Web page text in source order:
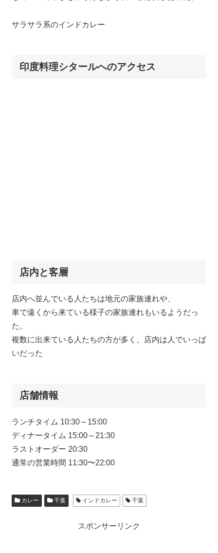
サラサラ系のインドカレー
印度料理シタールへのアクセス
店内と客層
店内へ並んでいる人たちは地元の家族連れや、
車で遠くから来ている様子の家族連れもいるようだっ
た。
複数に出来ている人たちの方が多く、店内は人でいっぱ
いだった
店舗情報
ランチタイム 10:30～15:00
ディナータイム 15:00～21:30
ラストオーダー 20:30
通常の営業時間 11:30〜22:00
カレー 千葉 インドカレー 千葉
スポンサーリンク